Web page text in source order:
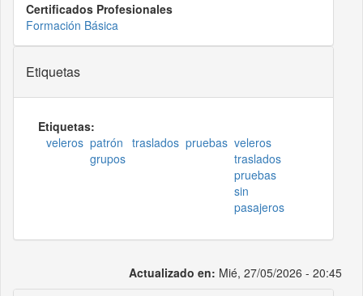
Certificados Profesionales
Formación Básica
Etiquetas
Etiquetas:
veleros patrón
grupos
traslados pruebas veleros
traslados
pruebas
sin
pasajeros
Actualizado en: Mié, 27/05/2026 - 20:45